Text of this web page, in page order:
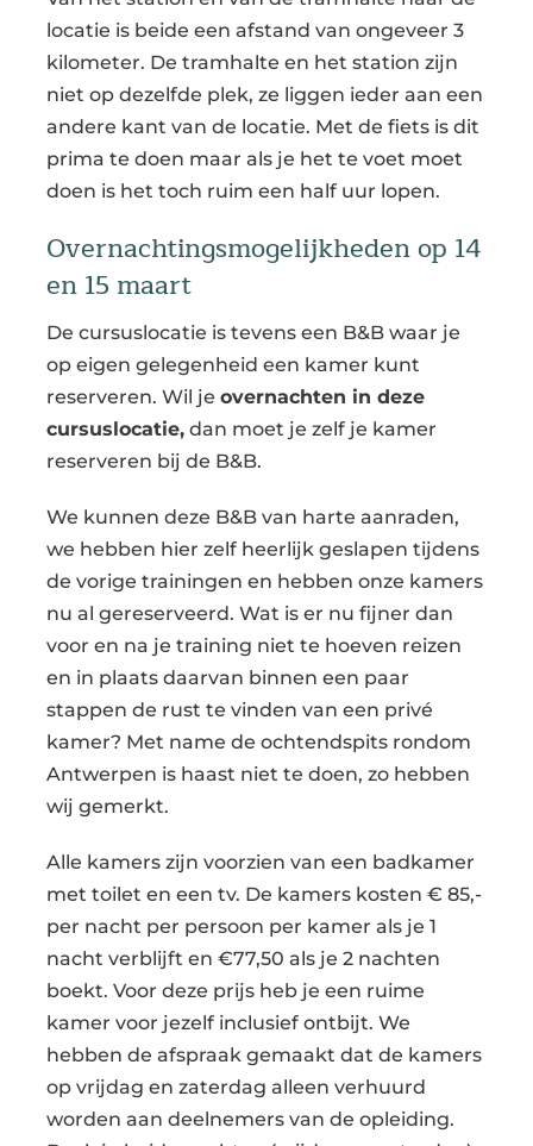
locatie is beide een afstand van ongeveer 3
kilometer. De tramhalte en het station zijn
niet op dezelfde plek, ze liggen ieder aan een
andere kant van de locatie. Met de fiets is dit
prima te doen maar als je het te voet moet
doen is het toch ruim een half uur lopen.
Overnachtingsmogelijkheden op 14
en 15 maart
De cursuslocatie is tevens een B&B waar je
op eigen gelegenheid een kamer kunt
reserveren. Wil je overnachten in deze
cursuslocatie, dan moet je zelf je kamer
reserveren bij de B&B.
We kunnen deze B&B van harte aanraden,
we hebben hier zelf heerlijk geslapen tijdens
de vorige trainingen en hebben onze kamers
nu al gereserveerd. Wat is er nu fijner dan
voor en na je training niet te hoeven reizen
en in plaats daarvan binnen een paar
stappen de rust te vinden van een privé
kamer? Met name de ochtendspits rondom
Antwerpen is haast niet te doen, zo hebben
wij gemerkt.
Alle kamers zijn voorzien van een badkamer
met toilet en een tv. De kamers kosten € 85,-
per nacht per persoon per kamer als je 1
nacht verblijft en €77,50 als je 2 nachten
boekt. Voor deze prijs heb je een ruime
kamer voor jezelf inclusief ontbijt. We
hebben de afspraak gemaakt dat de kamers
op vrijdag en zaterdag alleen verhuurd
worden aan deelnemers van de opleiding.